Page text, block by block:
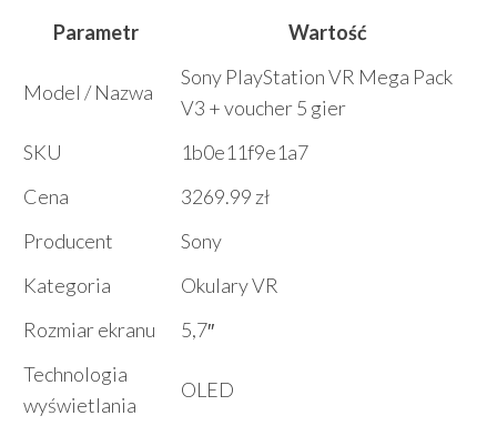
Parametr
Wartość
Model / Nazwa
Sony PlayStation VR Mega Pack
V3 + voucher 5 gier
SKU
1b0e11f9e1a7
Cena
3269.99 zł
Producent
Sony
Kategoria
Okulary VR
Rozmiar ekranu
5,7″
Technologia
wyświetlania
OLED